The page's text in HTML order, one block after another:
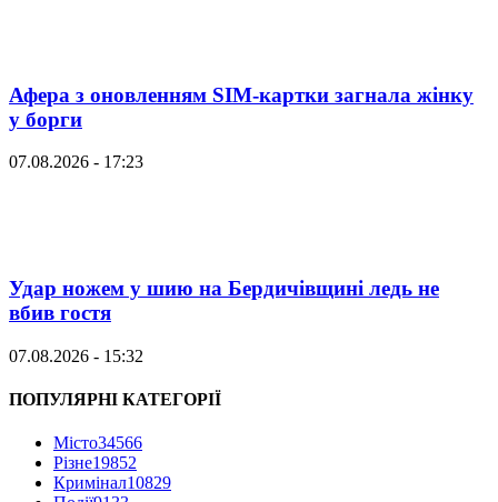
Афера з оновленням SIM-картки загнала жінку
у борги
07.08.2026 - 17:23
Удар ножем у шию на Бердичівщині ледь не
вбив гостя
07.08.2026 - 15:32
ПОПУЛЯРНІ КАТЕГОРІЇ
Місто34566
Різне19852
Кримінал10829